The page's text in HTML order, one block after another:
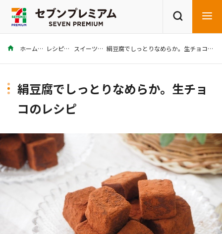
商品を探す レシピを探す
ホーム レシピ スイーツ 絹豆腐でしっとりなめらか。生チョコのレシピ
絹豆腐でしっとりなめらか。生チョ
コのレシピ